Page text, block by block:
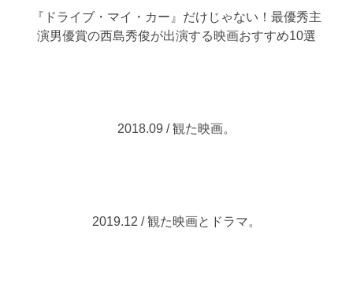
『ドライブ・マイ・カー』だけじゃない！最優秀主
演男優賞の西島秀俊が出演する映画おすすめ10選
2018.09 / 観た映画。
2019.12 / 観た映画とドラマ。